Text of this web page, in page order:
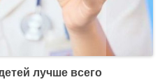
лучше всего